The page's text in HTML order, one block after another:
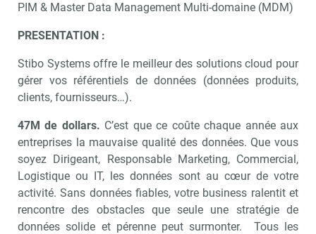
PIM & Master Data Management Multi-domaine (MDM)
PRESENTATION :
Stibo Systems offre le meilleur des solutions cloud pour
gérer vos référentiels de données (données produits,
clients, fournisseurs…).
47M de dollars. C’est que ce coûte chaque année aux
entreprises la mauvaise qualité des données. Que vous
soyez Dirigeant, Responsable Marketing, Commercial,
Logistique ou IT, les données sont au cœur de votre
activité. Sans données fiables, votre business ralentit et
rencontre des obstacles que seule une stratégie de
données solide et pérenne peut surmonter. Tous les